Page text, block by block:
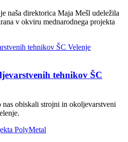
naša direktorica Maja Mešl udeležila
v okviru mednarodnega projekta
tehnikov ŠC
nas obiskali strojni in okoljevarstveni